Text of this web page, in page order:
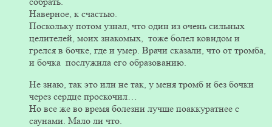
Наверное, к счастью.
Поскольку потом узнал, что один из очень сильных
целителей, моих знакомых, тоже болел ковидом и
грелся в бочке, где и умер. Врачи сказали, что от тромба,
и бочка послужила его образованию.
Не знаю, так это или не так, у меня тромб и без бочки
через сердце проскочил…
Но все же во время болезни лучше поаккуратнее с
саунами. Мало ли что.